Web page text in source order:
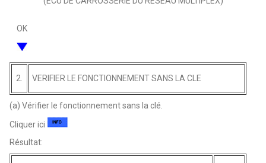
OK
2. VERIFIER LE FONCTIONNEMENT SANS LA CLE
(a) Vérifier le fonctionnement sans la clé.
Cliquer ici
Résultat: